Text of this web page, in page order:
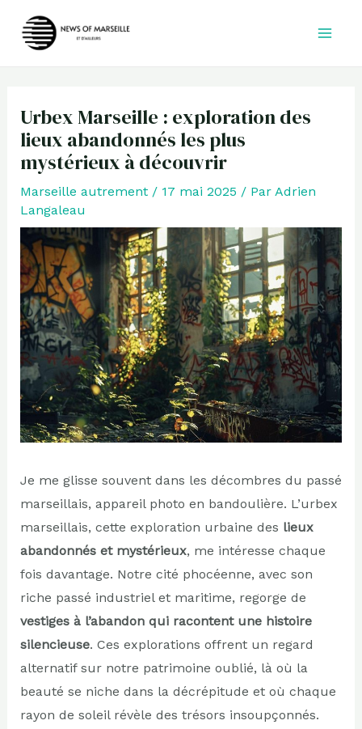
Urbex Marseille : exploration des
lieux abandonnés les plus
mystérieux à découvrir
Marseille autrement/ 17 mai 2025 / Par Adrien
Langaleau
Je me glisse souvent dans les décombres du passé
marseillais, appareil photo en bandoulière. L’urbex
marseillais, cette exploration urbaine des lieux
abandonnés et mystérieux, me intéresse chaque
fois davantage. Notre cité phocéenne, avec son
riche passé industriel et maritime, regorge de
vestiges à l’abandon qui racontent une histoire
silencieuse. Ces explorations offrent un regard
alternatif sur notre patrimoine oublié, là où la
beauté se niche dans la décrépitude et où chaque
rayon de soleil révèle des trésors insoupçonnés.